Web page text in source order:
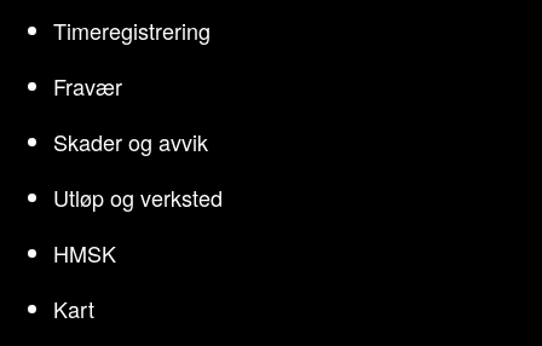
Timeregistrering
Fravær
Skader og avvik
Utløp og verksted
HMSK
Kart